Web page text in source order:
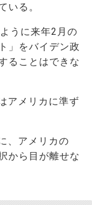
いる。
うに来年2月の
」をバイデン政
ることはできな
アメリカに準ず
、アメリカの
から目が離せな